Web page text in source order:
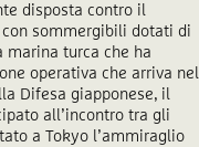
disposta contro il
sommergibili dotati di
marina turca che ha
operativa che arriva nel
Difesa giapponese, il
all’incontro tra gli
a Tokyo l’ammiraglio